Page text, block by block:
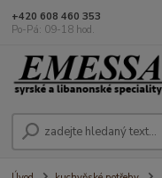
+420 608 460 353
Po-Pá: 09-18 hod.